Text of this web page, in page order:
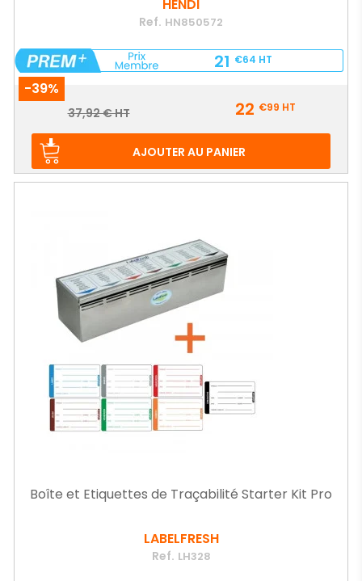
HENDI
Ref. HN850572
21 €64 HT
-39%
Prix
Prix
37,92 € HT 22 €99 HT
AJOUTER AU PANIER
Boîte et Etiquettes de Traçabilité Starter Kit Pro
LABELFRESH
Ref. LH328